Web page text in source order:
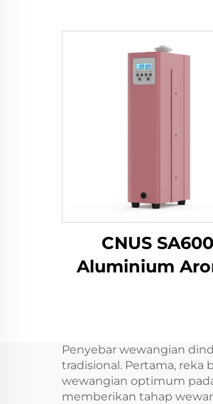
CNUS SA600
Aluminium
Bau tanpa air
Diffuser
Penyebar wewangian
tradisional. Pertama,
wewangian optimum
memberikan tahap